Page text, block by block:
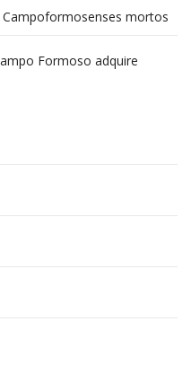
mortos
em desabamentos são
Formoso adquire